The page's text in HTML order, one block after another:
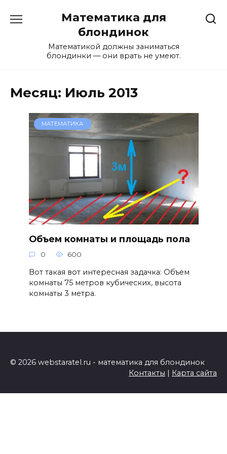
Математика для
блондинок
Математикой должны заниматься
блондинки — они врать не умеют.
Месяц: Июль 2013
МАТЕМАТИКА
Объем комнаты и площадь пола
0 600
Вот такая вот интересная задачка: Объем
комнаты 75 метров кубических, высота
комнаты 3 метра.
© 2026 webstaratel.ru - математика для блондинок
Контакты | Карта сайта